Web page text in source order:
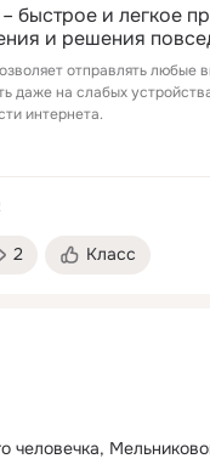
– быстрое и легкое
и решения
отправлять любые
даже на слабых
интернета.
2 Класс
человечка,